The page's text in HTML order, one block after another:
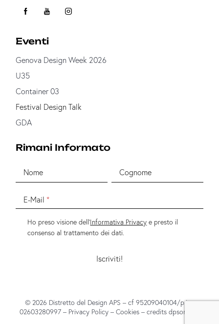
Eventi
Genova Design Week 2026
U35
Container 03
Festival Design Talk
GDA
Rimani Informato
Nome Cognome
E-Mail
Ho preso visione dell'Informativa Privacy e presto il
consenso al trattamento dei dati.
© 2026 Distretto del Design APS – cf 95209040104/p.iva
02603280997 – Privacy Policy – Cookies – credits dpsonline*